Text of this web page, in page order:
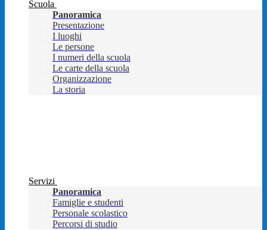
Scuola
Panoramica
Presentazione
I luoghi
Le persone
I numeri della scuola
Le carte della scuola
Organizzazione
La storia
Servizi
Panoramica
Famiglie e studenti
Personale scolastico
Percorsi di studio